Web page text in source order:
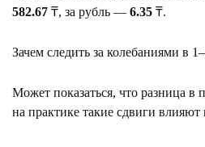
582.67 ₸, за рубль — 6.35 ₸.
Зачем следить за колебаниями в
Может показаться, что разница
на практике такие сдвиги